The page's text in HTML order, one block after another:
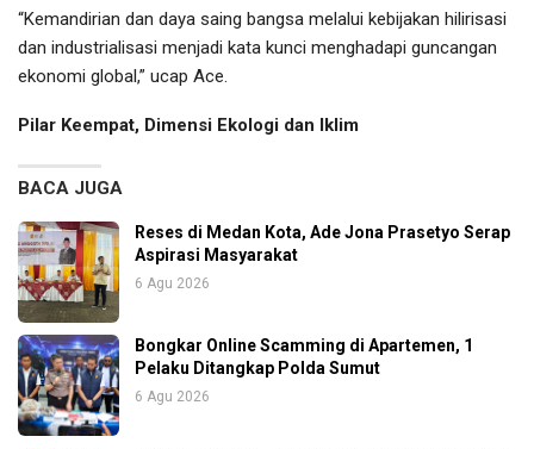
“Kemandirian dan daya saing bangsa melalui kebijakan hilirisasi
dan industrialisasi menjadi kata kunci menghadapi guncangan
ekonomi global,” ucap Ace.
Pilar Keempat, Dimensi Ekologi dan Iklim
BACA JUGA
Reses di Medan Kota, Ade Jona Prasetyo Serap
Aspirasi Masyarakat
6 Agu 2026
Bongkar Online Scamming di Apartemen, 1
Pelaku Ditangkap Polda Sumut
6 Agu 2026